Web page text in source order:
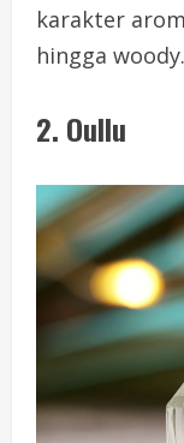
karakter
hingga woody.
2. Oullu